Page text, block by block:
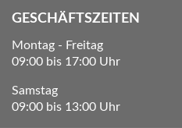
GESCHÄFTSZEITEN
Montag - Freitag
09:00 bis 17:00 Uhr
Samstag
09:00 bis 13:00 Uhr